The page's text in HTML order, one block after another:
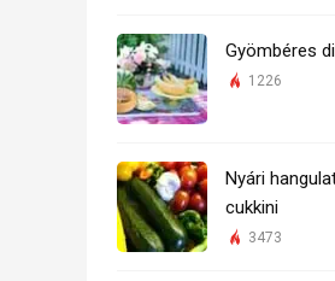
Gyömbéres
1226
Nyári
cukkini
3473